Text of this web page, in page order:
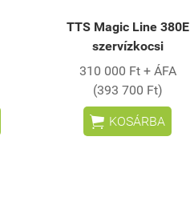
TTS Magic Line 380E
szervízkocsi
310 000 Ft + ÁFA
(393 700 Ft)
 KOSÁRBA